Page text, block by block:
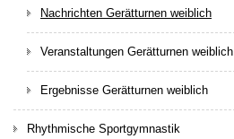
Nachrichten Gerätturnen weiblich
Veranstaltungen Gerätturnen weiblich
Ergebnisse Gerätturnen weiblich
Rhythmische Sportgymnastik